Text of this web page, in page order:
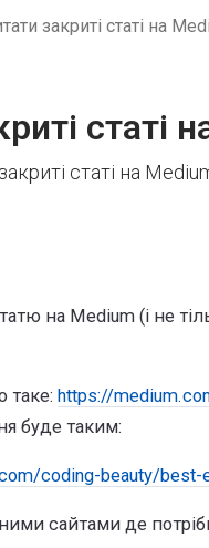
закриті статі на
статі
статі на
на Medium (і не
таке: https://
буде таким:
coding-beauty/best-
сайтами де